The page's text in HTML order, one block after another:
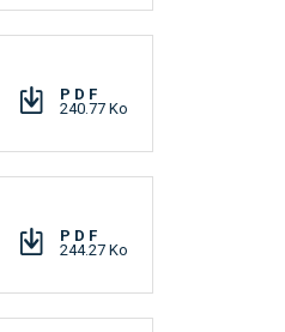
PDF
240.77 Ko
PDF
244.27 Ko